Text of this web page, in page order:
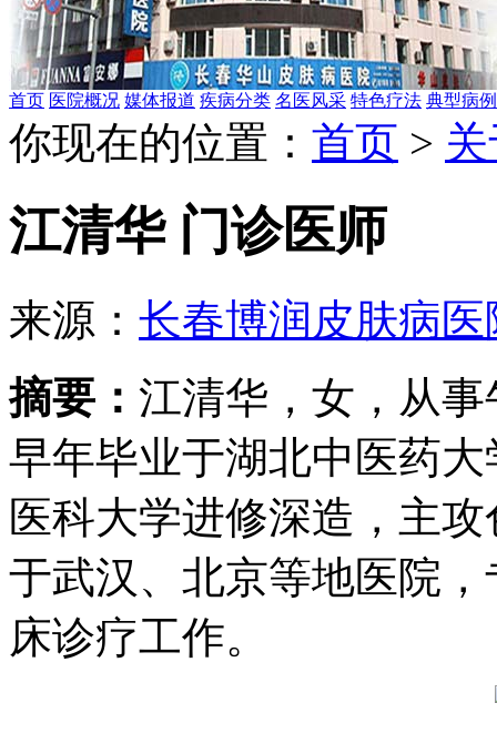
首页 医院概况 媒体报道 疾病分类 名医风采 特色疗法 典型病例
你现在的位置： 首页 >
江清华 门诊医师
来源： 长春博润皮肤病医
摘要： 江清华，女，从
早年毕业于湖北中医药
医科大学进修深造，主
于武汉、北京等地医院
床诊疗工作。